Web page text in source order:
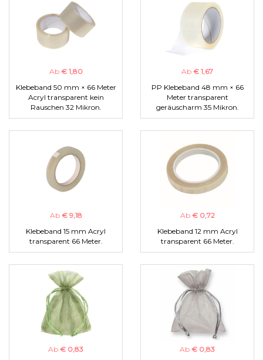
Ab € 1,80
Klebeband 50 mm × 66 Meter
Acryl transparent kein
Rauschen 32 Mikron.
Ab € 1,67
PP Klebeband 48 mm × 66
Meter transparent
geräuscharm 35 Mikron.
Ab € 9,18
Klebeband 15 mm Acryl
transparent 66 Meter.
Ab € 0,72
Klebeband 12 mm Acryl
transparent 66 Meter.
Ab € 0,83
Ab € 0,83